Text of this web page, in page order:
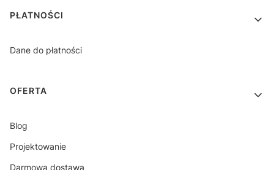
PŁATNOŚCI
Dane do płatności
OFERTA
Blog
Projektowanie
Darmowa dostawa